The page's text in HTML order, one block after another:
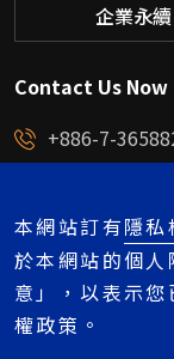
企業永續
Contact Us Now
+886-7-
高雄市楠梓區
Copyright © 2026 界霖
Bondlink.
本網站訂有隱私
於本網站的個
意」，以表示
權政策。